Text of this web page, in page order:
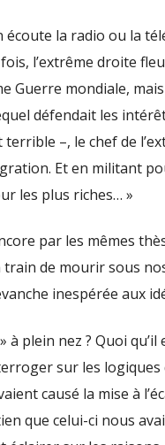
la radio ou la
l’extrême droite
Guerre mondiale,
défendait les
–, le chef de
Et en militant
les plus riches… »
par les mêmes
de mourir sous
inespérée aux
plein nez ? Quoi qu’il
sur les logiques
causé la mise à
que celui-ci nous